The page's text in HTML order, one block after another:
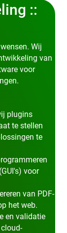
::
Wij
van
voor
plugins
te stellen
te
voor
van PDF-
het web.
en validatie